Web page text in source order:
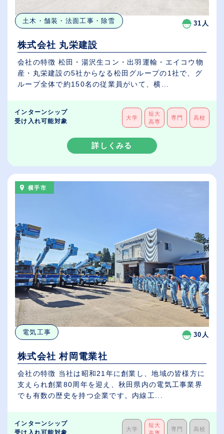
土木・舗装・法面工事・除雪 31人
株式会社 丸栄建設
会社の特徴 松田・湯沢生コン・出羽運輸・エイコウ物
産・丸栄建設の5社からなる松田グループの1社で、グ
ループ全体で約150名の従業員がいて、横...
インターンシップ
受け入れ可能対象
大学
短大
高専
専門 高校
詳しくみる
横手市
電気工事 30人
株式会社 村岡電業社
会社の特徴 当社は昭和21年に創業し、地域の皆様方に
支えられ創業80周年を迎え、秋田県内の電気工事業界
でも有数の歴史を持つ企業です。内線工...
インターンシップ
大学
短大
専門 高校